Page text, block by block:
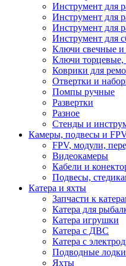
Инструмент для
Инструмент для
Инструмент для
Инструмент для
Ключи свечные и
Ключи торцевые,
Коврики для
Отвертки и
Помпы ручные
Развертки
Разное
Стенды и
Камеры, подвесы и
FPV, модули,
Видеокамеры
Кабели и
Подвесы,
Катера и яхты
Запчасти к
Катера для
Катера игрушки
Катера с ДВС
Катера с
Подводные лодки
Яхты